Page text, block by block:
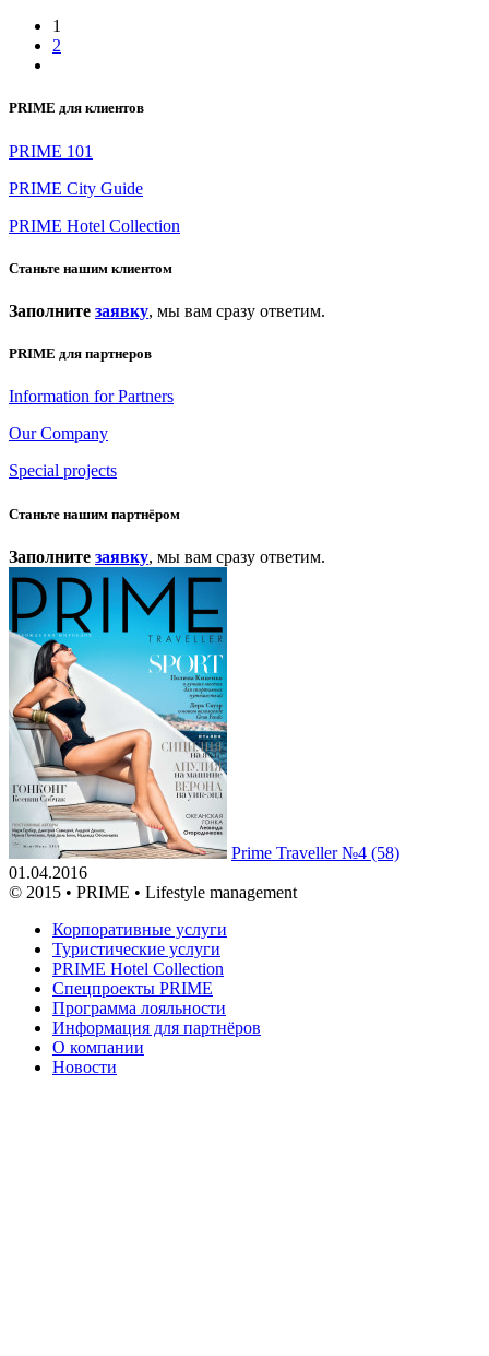
1
2
PRIME для клиентов
PRIME 101
PRIME City Guide
PRIME Hotel Collection
Станьте нашим клиентом
Заполните заявку, мы вам сразу ответим.
PRIME для партнеров
Information for Partners
Our Company
Special projects
Станьте нашим партнёром
Заполните заявку, мы вам сразу ответим.
Prime Traveller №4 (58)
01.04.2016
© 2015 • PRIME • Lifestyle management
Корпоративные услуги
Туристические услуги
PRIME Hotel Collection
Спецпроекты PRIME
Программа лояльности
Информация для партнёров
О компании
Новости